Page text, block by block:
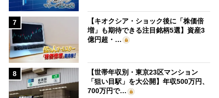
7
【キオクシア・ショック後に「株価倍
増」も期待できる注目銘柄5選】資産3
億円超・…
8
【世帯年収別・東京23区マンション
「狙い目駅」を大公開】年収500万円、
700万円で…